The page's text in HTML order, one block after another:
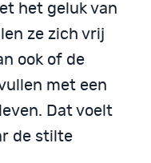
het geluk van
ze zich vrij
ook of de
met een
Dat voelt
de stilte